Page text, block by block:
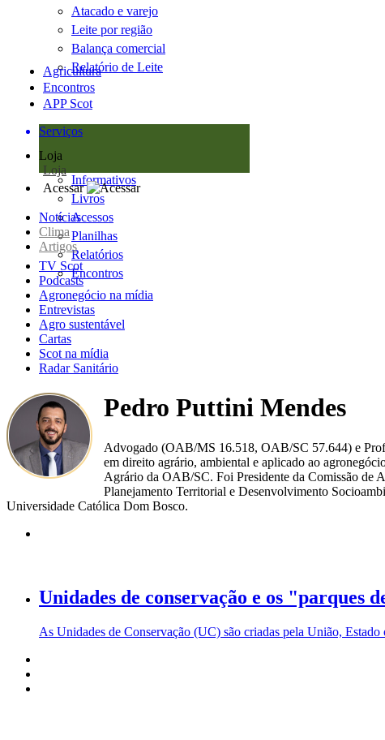
Atacado e varejo
Leite por região
Balança comercial
Relatório de Leite
Agricultura
Encontros
APP Scot
Serviços
Loja
Loja
Informativos
Livros
Acessos
Planilhas
Relatórios
Encontros
Acessar
Notícias
Clima
Artigos
TV Scot
Podcasts
Agronegócio na mídia
Entrevistas
Agro sustentável
Cartas
Scot na mídia
Radar Sanitário
Pedro Puttini Mendes
Advogado (OAB/MS 16.518, OAB/SC 57.644) e
em direito agrário, ambiental e aplicado ao
Agrário da OAB/SC. Foi Presidente da Comissão de
Planejamento Territorial e Desenvolvimento
Universidade Católica Dom Bosco.
Unidades de conservação e os "parques
As Unidades de Conservação (UC) são criadas pela União,